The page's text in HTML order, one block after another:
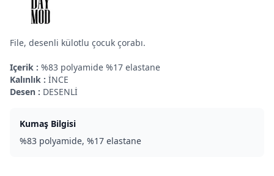
File, desenli külotlu çocuk çorabı.
Içerik : %83 polyamide %17 elastane
Kalınlık : İNCE
Desen : DESENLİ
Kumaş Bilgisi
%83 polyamide, %17 elastane